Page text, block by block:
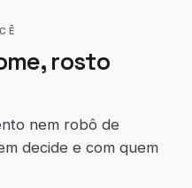
rosto
nem robô de
decide e com quem